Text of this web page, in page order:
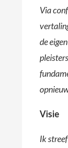
Via
de
Visie
Ik